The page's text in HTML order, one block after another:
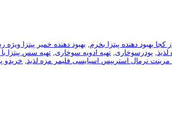
کجا بهبود دهنده پیتزا بخرم بهبود دهنده خمیر پیتزا
پودرسوخاری تهیه ادویه سوخاری تهیه سس پیتزا
مرینت نرمال استریپس اسپایسی فلیمر مزه لذیذ
خریدو